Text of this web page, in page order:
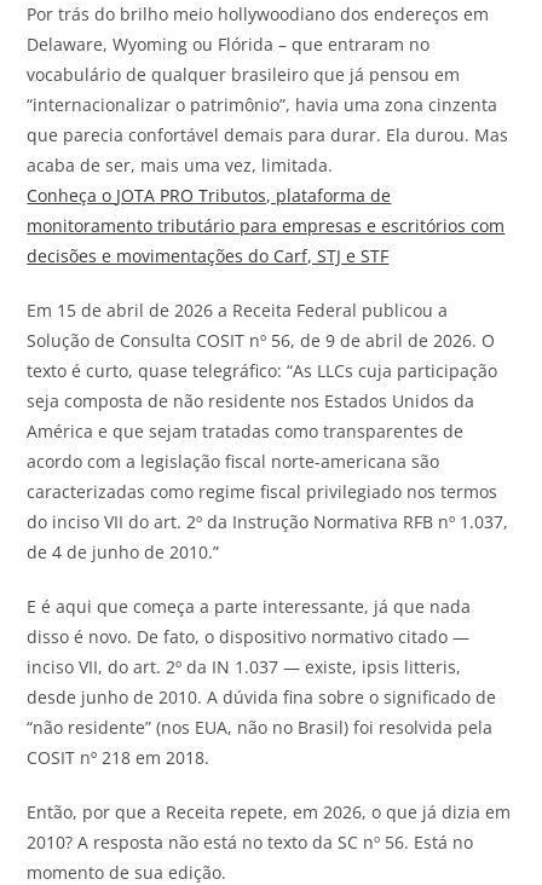
Por trás do brilho meio hollywoodiano dos endereçosem
Delaware, Wyoming ou Flórida –que entraram no
vocabulário de qualquer brasileiroque já pensouem
“internacionalizaro patrimônio”, havia uma zona cinzenta
que parecia confortável demais para durar. Ela durou. Mas
acaba de ser, mais uma vez, limitada.
Conheça o JOTA PRO Tributos, plataforma de
monitoramento tributário para empresas e escritórios com
decisões e movimentações do Carf, STJ e STF
Em 15 de abril de2026 a Receita Federal publicou a
Solução de Consulta COSIT nº 56, de 9 de abril de2026. O
texto é curto, quase telegráfico: “As LLCs cuja participação
seja composta de não residente nos Estados Unidos da
América eque sejam tratadas como transparentes de
acordo com a legislação fiscal norte-americana são
caracterizadas como regime fiscal privilegiado nos termos
do inciso VII do art. 2º da Instrução Normativa RFB nº 1.037,
de 4 de junho de2010.”
E é aquique começa a parte interessante, já que nada
disso é novo. De fato,o dispositivo normativo citado —
inciso VII, do art. 2º da IN 1.037 — existe, ipsis litteris,
desde junho de2010. A dúvida fina sobreo significado de
“não residente” (nos EUA, não no Brasil) foi resolvida pela
COSIT nº 218em 2018.
Então, por que a Receita repete,em 2026,o que já dizia em
2010? A resposta não está no texto da SC nº 56. Está no
momento de sua edição.